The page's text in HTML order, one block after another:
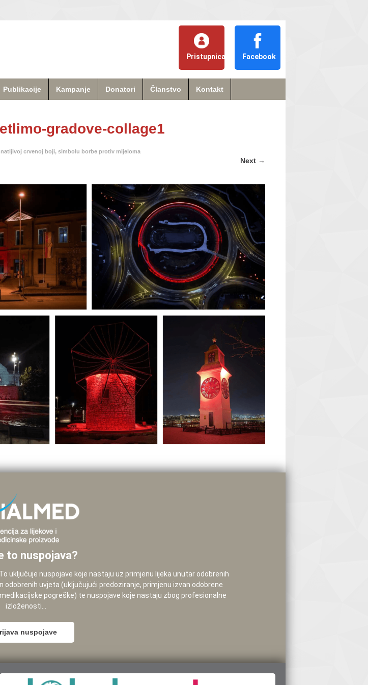
Pristupnica Facebook
Publikacije Kampanje Donatori Članstvo Kontakt
gradove-collage1
crvenoj boji, simbolu borbe protiv mijeloma
Next →
to nuspojava?
uključuje nuspojave koje nastaju uz primjenu lijeka unutar odobrenih
uvjeta (uključujući predoziranje, primjenu izvan odobrene
pogreške) te nuspojave koje nastaju zbog profesionalne
izloženosti...
nuspojave